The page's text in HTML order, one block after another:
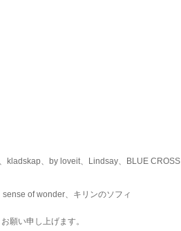
kladskap、by loveit、Lindsay、BLUE CROSS
of wonder、キリンのソフィ
願い申し上げます。